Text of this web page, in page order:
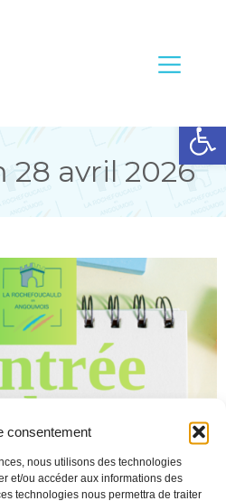
Ouvrir la barre d’outils
consentement
nous utilisons des technologies
et/ou accéder aux informations des
technologies nous permettra de traiter
28 avril 2026